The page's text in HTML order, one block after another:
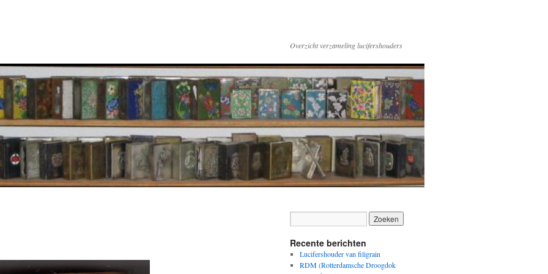
Overzicht verzameling lucifershouders
Recente berichten
Lucifershouder van filigrain
RDM (Rotterdamsche Droogdok